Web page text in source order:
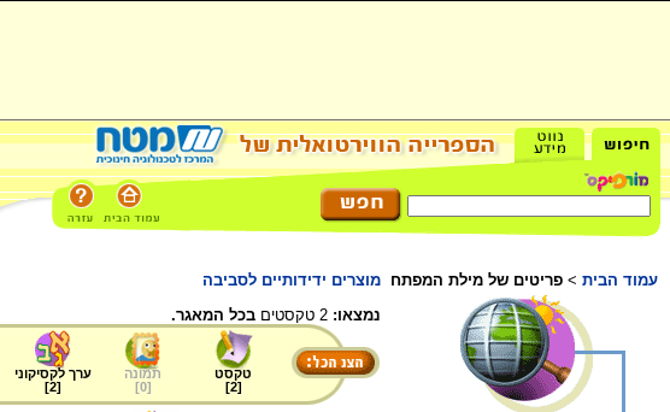
עמוד הבית > פריטים של מילת המפתח מוצרים ידידותיים לסביבה
נמצאו: בכל המאגר.
טקסט
[
2
]
תמונה
[
0
]
ערך לקסיקוני
[
2
]